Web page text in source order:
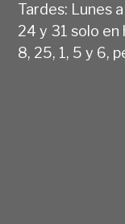
Tardes: Lunes
24 y 31 solo en
8, 25, 1, 5 y 6,